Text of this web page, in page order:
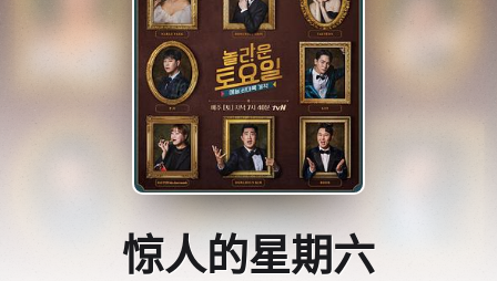
惊人的星期六